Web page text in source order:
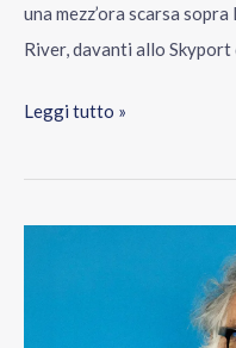
una mezz’ora scarsa
River, davanti allo
Leggi tutto »